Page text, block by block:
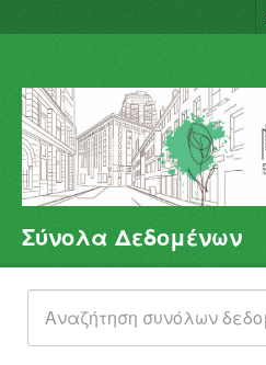
Σύνολα Δεδομένων
Φορείς
Ομάδες
Σχετικά
Σύνολα Δεδομένων